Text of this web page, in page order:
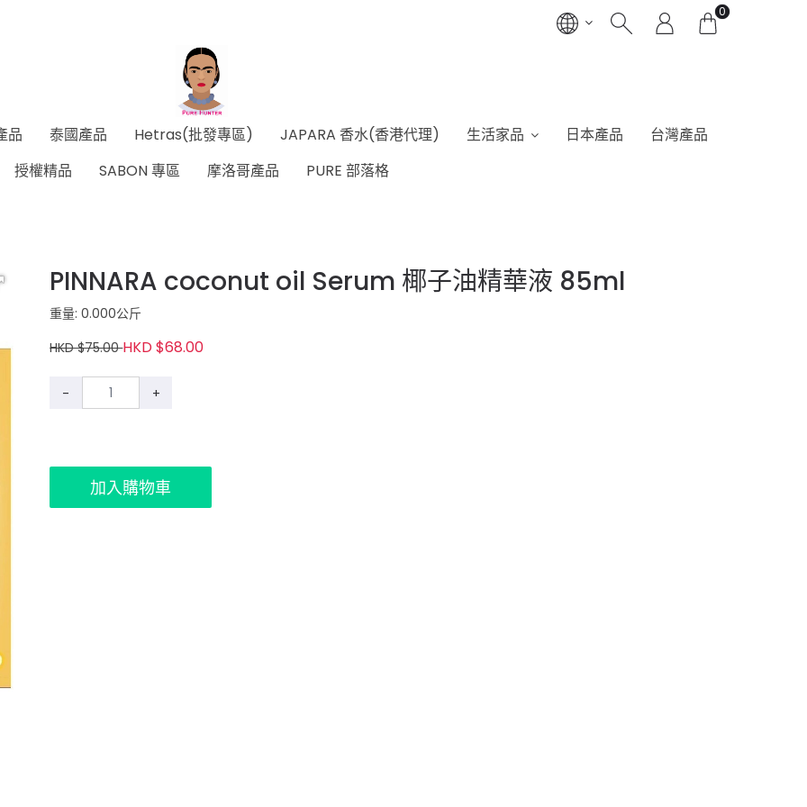
0
品 泰國產品 Hetras(批發專區) JAPARA 香水(香港代理) 生活家品 日本產品
台灣產品
授權精品
SABON 專區 摩洛哥產品 PURE 部落格
PINNARA coconut oil Serum 椰子油精華液 85ml
重量: 0.000公斤
HKD $75.00HKD $68.00
- +
加入購物車